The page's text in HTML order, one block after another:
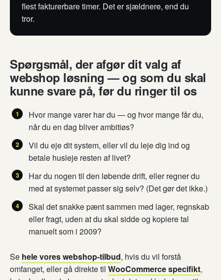
flest fakturerbare timer. Det er sjældnere, end du
tror.
Spørgsmål, der afgør dit valg af
webshop løsning — og som du skal
kunne svare på, før du ringer til os
Hvor mange varer har du — og hvor mange får du,
når du en dag bliver ambitiøs?
Vil du eje dit system, eller vil du leje dig ind og
betale husleje resten af livet?
Har du nogen til den løbende drift, eller regner du
med at systemet passer sig selv? (Det gør det ikke.)
Skal det snakke pænt sammen med lager, regnskab
eller fragt, uden at du skal sidde og kopiere tal
manuelt som i 2009?
Se hele vores webshop-tilbud, hvis du vil forstå
omfanget, eller gå direkte til WooCommerce specifikt,